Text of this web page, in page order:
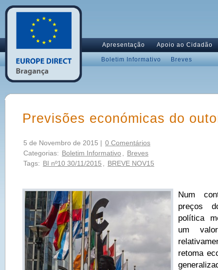
Apresentação Apoio ao Cidadão
Boletim Informativo Breves
Previsões económicas do
5 de Novembro de 2015 | 0 Comentários
Categorias: Boletim Informativo
Breves
Tags: BI nº10 30/11/2015 BREVE NOV15
Num
preços
política
um
retoma